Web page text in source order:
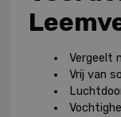
Vergeelt
Vrij van